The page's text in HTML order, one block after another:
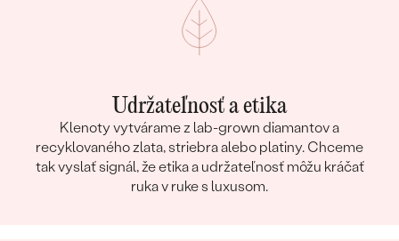
Udržateľnosť a etika
Klenoty vytvárame z lab-grown diamantov a
recyklovaného zlata, striebra alebo platiny. Chceme
tak vyslať signál, že etika a udržateľnosť môžu kráčať
ruka v ruke s luxusom.